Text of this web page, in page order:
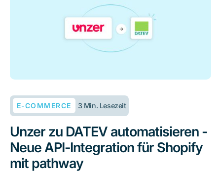
E-COMMERCE 3 Min. Lesezeit
Unzer zu DATEV automatisieren -
Neue API-Integration für Shopify
mit pathway